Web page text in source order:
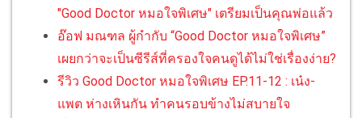
"Good Doctor หมอใจพิเศษ" เตรียมเป็นคุณพ่อแล้ว
อ๊อฟ มณฑล ผู้กำกับ “Good Doctor หมอใจพิเศษ”
เผยกว่าจะเป็นซีรีส์ที่ครองใจคนดูได้ไม่ใช่เรื่องง่าย?
รีวิว Good Doctor หมอใจพิเศษ EP.11-12 : เน๋ง-
แพต ห่างเหินกัน ทำคนรอบข้างไม่สบายใจ